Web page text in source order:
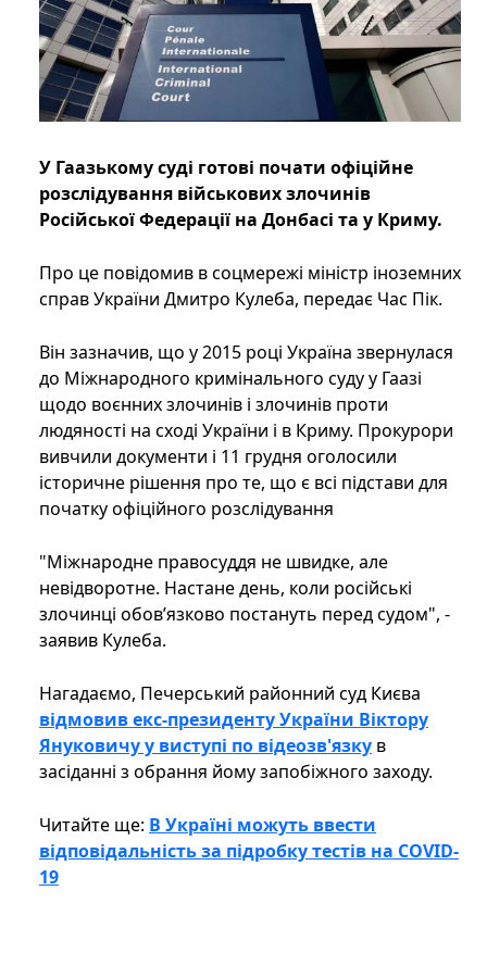
У Гаазькому суді готові почати офіційне
розслідування військових злочинів
Російської Федерації на Донбасі та у Криму.
Про це повідомив в соцмережі міністр іноземних
справ України Дмитро Кулеба, передає Час Пік.
Він зазначив, що у 2015 році Україна звернулася
до Міжнародного кримінального суду у Гаазі
щодо воєнних злочинів і злочинів проти
людяності на сході України і в Криму. Прокурори
вивчили документи і 11 грудня оголосили
історичне рішення про те, що є всі підстави для
початку офіційного розслідування
"Міжнародне правосуддя не швидке, але
невідворотне. Настане день, коли російські
злочинці обов’язково постануть перед судом", -
заявив Кулеба.
Нагадаємо, Печерський районний суд Києва
відмовив екс-президенту України Віктору
Януковичу у виступі по відеозв'язку в
засіданні з обрання йому запобіжного заходу.
Читайте ще: В Україні можуть ввести
відповідальність за підробку тестів на COVID-
19